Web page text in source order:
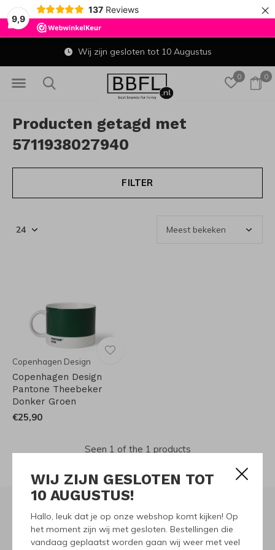
9,9
137 Reviews ×
WIJ ZIJN GESLOTEN TOT
10 AUGUSTUS!
Hallo, leuk dat je op onze webshop komt kijken! Op
het moment zijn wij met gesloten. Bestellingen die
vandaag geplaatst worden gaan wij weer met veel
0 0
Wij zijn gesloten tot 10 Augustus
Producten getagd met
5711938027940
FILTER
Copenhagen Design
Copenhagen Design
Pantone Theebeker
Donker Groen
€25,90
Seen 1 of the 1 products
Meld je aan voor onze